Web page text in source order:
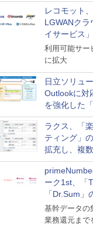
レコモット
LGWANクラ
イサービス
のサービス
利用可能サー
に拡大
日立ソリュ
Outlookに対
を強化した
送信防止ア
を提供
ラクス、「
ティング」
拡充し、複
整を効率化
ーク1st、「
「Dr.Sum
基幹データの
業務還元まで